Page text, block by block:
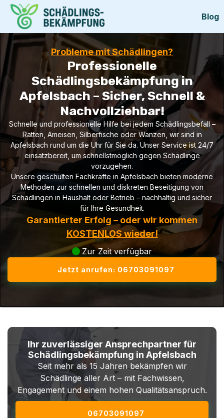
Blog
Probleme mit Schädlingen?
Professionelle
Schädlingsbekämpfung in
Apfelsbach – Sicher, Schnell &
Nachvollziehbar!
Schnelle und professionelle Hilfe bei jedem Schädlingsbefall –
Ratten, Ameisen, Silberfische oder Wanzen, wir sind in
Apfelsbach rund um die Uhr für Sie da. Unser Service ist 24/7
einsatzbereit, um schnellstmöglich gegen Schädlinge
vorzugehen.
Unsere geschulten Fachkräfte in Apfelsbach bieten moderne
Methoden zur schnellen und diskreten Beseitigung von
Schädlingen in Haushalt oder Betrieb – nachhaltig und sicher
für Ihre Gesundheit.
Garantierter Erfolg – oder wir kommen
KOSTENLOS wieder!
Zur Zeit verfügbar
Jetzt anrufen: 06703091097
Ihr zuverlässiger Ansprechpartner für
Schädlingsbekämpfung in Apfelsbach
Seit mehr als 15 Jahren bekämpfen wir
Schädlinge aller Art – mit Fachwissen,
Engagement und einem hohen Qualitätsanspruch.
06703091097